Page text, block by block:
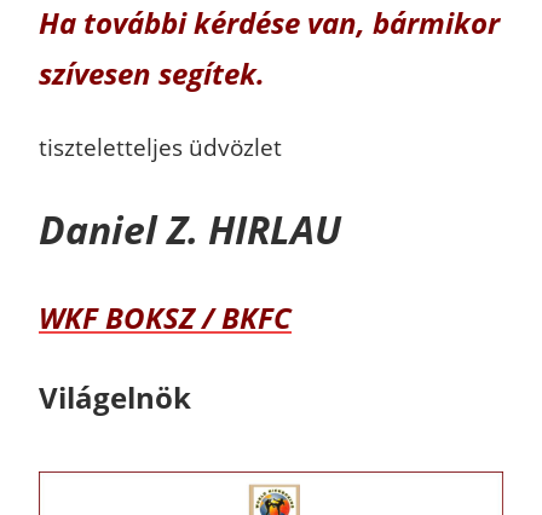
Ha további kérdése van, bármikor
szívesen segítek.
tiszteletteljes üdvözlet
Daniel Z. HIRLAU
WKF BOKSZ / BKFC
Világelnök